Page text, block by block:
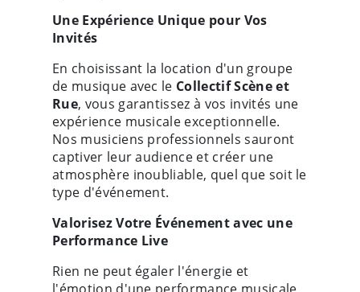
Une Expérience Unique pour Vos
Invités
En choisissant la location d'un groupe
de musique avec le Collectif Scène et
Rue, vous garantissez à vos invités une
expérience musicale exceptionnelle.
Nos musiciens professionnels sauront
captiver leur audience et créer une
atmosphère inoubliable, quel que soit le
type d'événement.
Valorisez Votre Événement avec une
Performance Live
Rien ne peut égaler l'énergie et